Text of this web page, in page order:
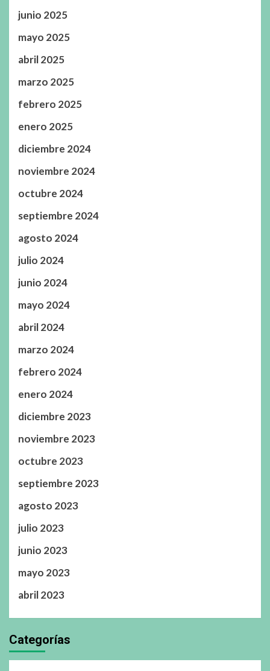
junio 2025
mayo 2025
abril 2025
marzo 2025
febrero 2025
enero 2025
diciembre 2024
noviembre 2024
octubre 2024
septiembre 2024
agosto 2024
julio 2024
junio 2024
mayo 2024
abril 2024
marzo 2024
febrero 2024
enero 2024
diciembre 2023
noviembre 2023
octubre 2023
septiembre 2023
agosto 2023
julio 2023
junio 2023
mayo 2023
abril 2023
Categorías